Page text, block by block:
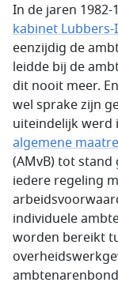
In de jaren
kabinet Lubbers-I
eenzijdig de
leidde bij de
dit nooit meer.
wel sprake zijn
uiteindelijk werd
algemene
(AMvB) tot
iedere regeling
individuele
worden bereikt